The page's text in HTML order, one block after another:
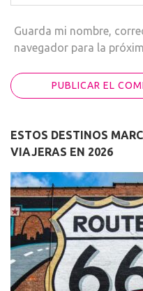
Guarda mi nombre,
navegador para la
ESTOS DESTINOS
VIAJERAS EN 2026